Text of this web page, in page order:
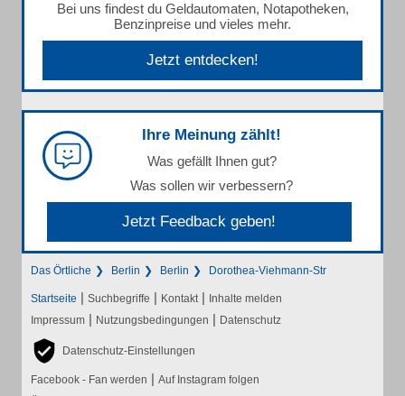
Bei uns findest du Geldautomaten, Notapotheken,
Benzinpreise und vieles mehr.
Jetzt entdecken!
Ihre Meinung zählt!
Was gefällt Ihnen gut?
Was sollen wir verbessern?
Jetzt Feedback geben!
Das Örtliche Berlin Berlin Dorothea-Viehmann-Str
Startseite | Suchbegriffe | Kontakt | Inhalte melden
Impressum | Nutzungsbedingungen | Datenschutz
Datenschutz-Einstellungen
Facebook - Fan werden | Auf Instagram folgen